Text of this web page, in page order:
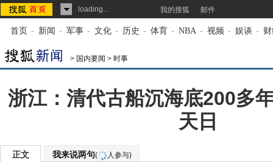
loading... 我的搜狐 邮件
首页 - 新闻 - 军事 - 文化 - 历史 - 体育 - NBA - 视频 - 娱谈 -
> 国内要闻 > 时事
浙江：清代古船沉海底200多
天日
正文 我来说两句( 人参与)